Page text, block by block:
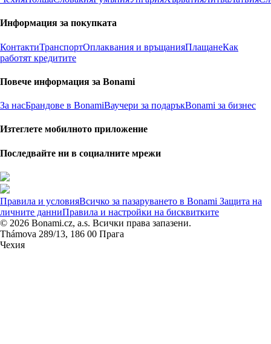
Информация за покупката
КонтактиТранспортОплаквания и връщанияПлащанеКак
работят кредитите
Повече информация за Bonami
За насБрандове в BonamiВаучери за подаръкBonami за бизнес
Изтеглете мобилното приложение
Последвайте ни в социалните мрежи
Правила и условияВсичко за пазаруването в Bonami Защита на
личните данниПравила и настройки на бисквитките
© 2026 Bonami.cz, a.s. Всички права запазени.
Thámova 289/13, 186 00 Прага
Чехия